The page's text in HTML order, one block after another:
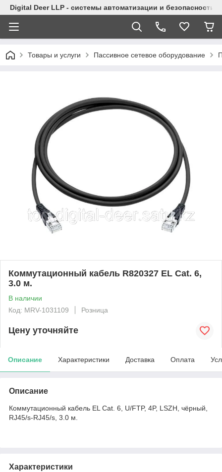
Digital Deer LLP - системы автоматизации и безопасности
Товары и услуги Пассивное сетевое оборудование
Коммутационный кабель R820327 EL Cat. 6,
3.0 м.
В наличии
Код: MRV-1031109
Розница
Цену уточняйте
Описание Характеристики Доставка Оплата
Описание
Коммутационный кабель EL Cat. 6, U/FTP, 4P, LSZH, чёрный,
RJ45/s-RJ45/s, 3.0 м.
Характеристики